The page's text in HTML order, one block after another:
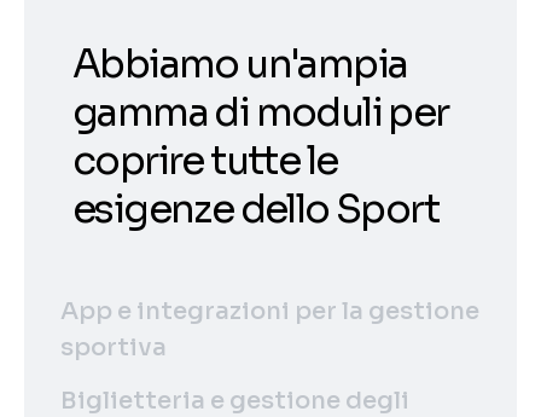
Abbiamo un'ampia
gamma di moduli per
coprire tutte le
esigenze dello Sport
App e integrazioni per la gestione
sportiva
Biglietteria e gestione degli